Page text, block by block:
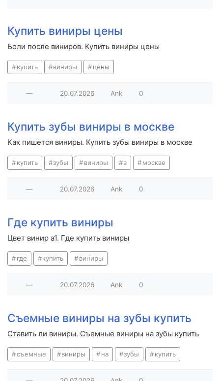
Купить виниры цены
Боли после виниров. Купить виниры цены
купить виниры цены
— 20.07.2026 Ank 0
Купить зубы виниры в москве
Как пишется виниры. Купить зубы виниры в москве
купить зубы виниры в москве
— 20.07.2026 Ank 0
Где купить виниры
Цвет винир а1. Где купить виниры
где купить виниры
— 20.07.2026 Ank 0
Съемные виниры на зубы купить
Ставить ли виниры. Съемные виниры на зубы купить
съемные виниры на зубы купить